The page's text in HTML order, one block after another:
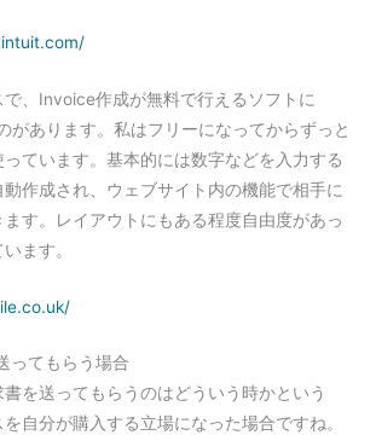
、Invoice作成が無料で行えるソフトに
があります。私はフリーになってからずっと
っています。基本的には数字などを入力する
作成され、ウェブサイト内の機能で相手に
す。レイアウトにもある程度自由度があっ
ます。
ってもらう場合
を送ってもらうのはどういう時かという
自分が購入する立場になった場合ですね。